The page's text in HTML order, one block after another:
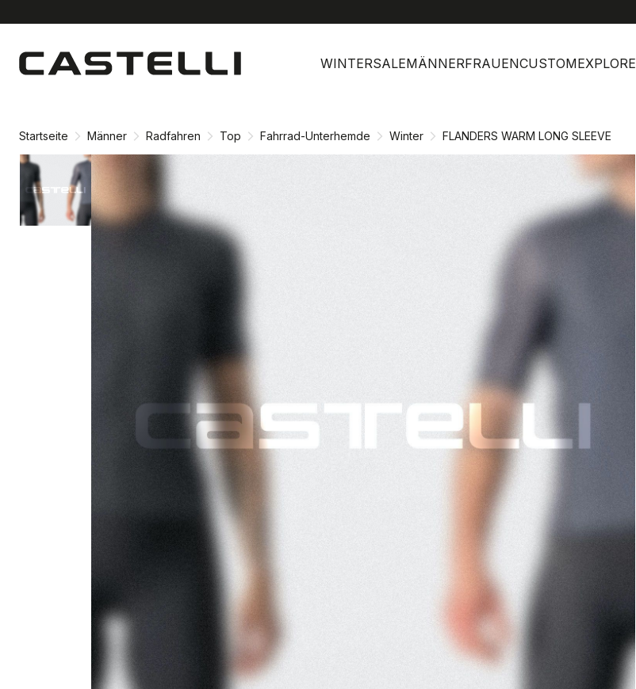
Inhalt
springen
Navigation
springen
WINTERSALEMÄNNERFRAUENCUSTOMEXPLORE
Startseite Männer Radfahren Top Fahrrad-Unterhemde Winter FLANDERS WARM LONG SLEEVE